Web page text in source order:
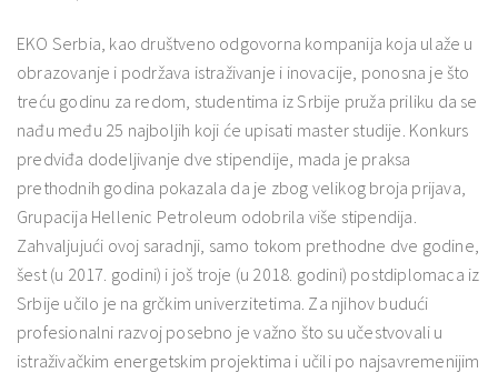
EKO Serbia, kao društveno odgovorna kompanija koja ulaže u
obrazovanje i podržava istraživanje i inovacije, ponosna je što
treću godinu za redom, studentima iz Srbije pruža priliku da se
nađu među 25 najboljih koji će upisati master studije. Konkurs
predviđa dodeljivanje dve stipendije, mada je praksa
prethodnih godina pokazala da je zbog velikog broja prijava,
Grupacija Hellenic Petroleum odobrila više stipendija.
Zahvaljujući ovoj saradnji, samo tokom prethodne dve godine,
šest (u 2017. godini) i još troje (u 2018. godini) postdiplomaca iz
Srbije učilo je na grčkim univerzitetima. Za njihov budući
profesionalni razvoj posebno je važno što su učestvovali u
istraživačkim energetskim projektima i učili po najsavremenijim